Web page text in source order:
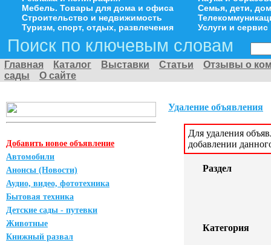
Мебель. Товары для дома и офиса
Строительство и недвижимость
Туризм, спорт, отдых, развлечения
Семья, дети,
Услуги и сервис
Поиск по ключевым словам
Главная Каталог Выставки Статьи
Отзывы о
сады
О сайте
Добавить новое объявление
Автомобили
Анонсы (Новости)
Аудио, видео, фототехника
Бытовая техника
Детские сады - путевки
Животные
Книжный развал
Удаление объявления
Для удаления
добавлении
Раздел
Категория